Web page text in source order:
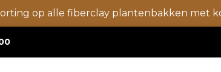
op alle fiberclay plantenbakken met